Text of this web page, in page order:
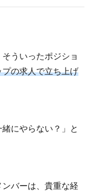
ういったポジショ
プの求人で立ち上げ
にやらない？」と
バーは、貴重な経